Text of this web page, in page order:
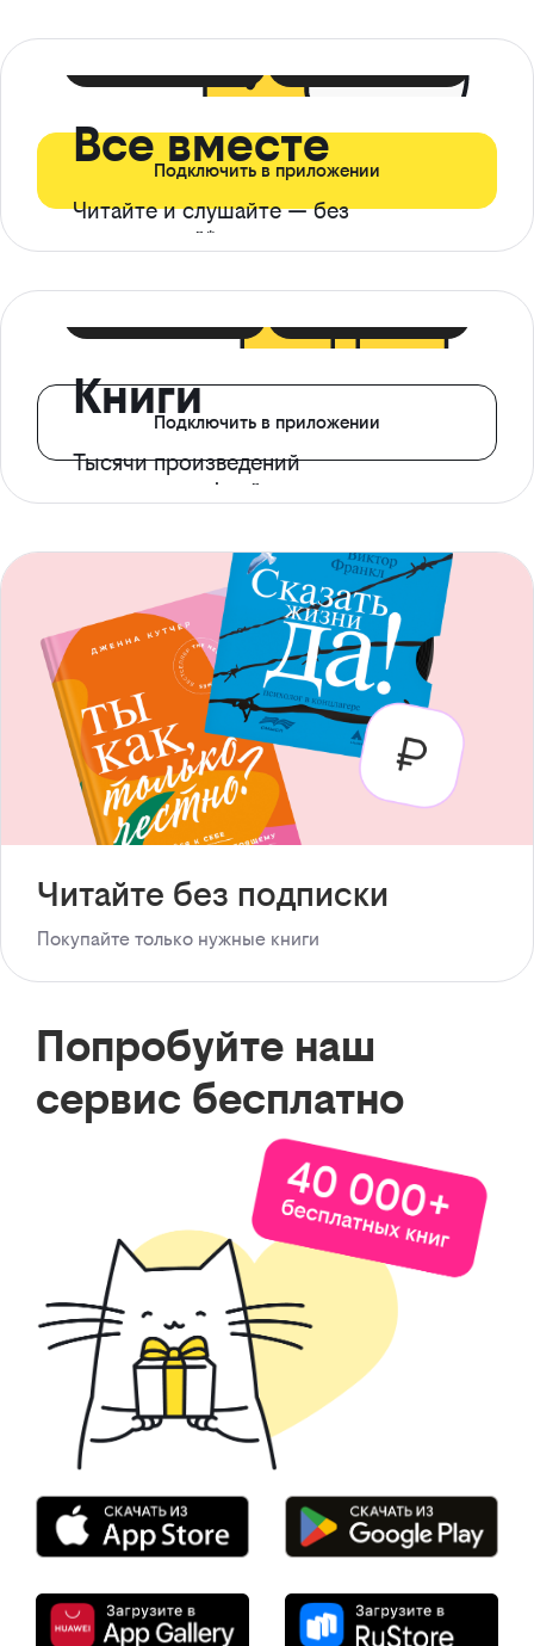
Все вместе
Читайте и слушайте — без
ограничений*
Подключить в приложении
Книги
Тысячи произведений
с доступом офлайн
Подключить в приложении
Читайте без подписки
Покупайте только нужные книги
Попробуйте наш
сервис бесплатно